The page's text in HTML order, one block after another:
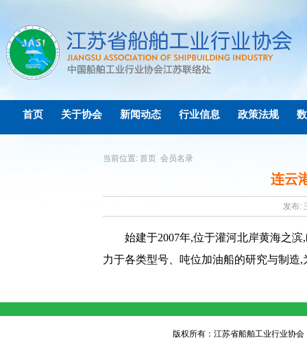
首页 关于协会 新闻动态 行业信息 政策法规
当前位置: 首页 会员名录
连云
发布:
始建于2007年,位于灌河北岸黄海之滨,
力于各类型号、吨位加油船的研究与制造,
版权所有：江苏省船舶工业行业协